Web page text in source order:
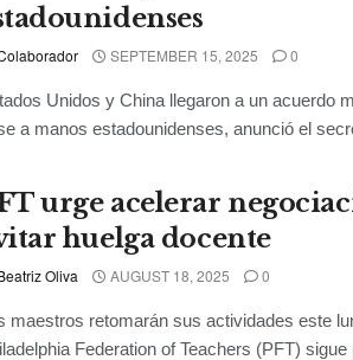
SEPTEMBER 15, 2025 0
Unidos y China llegaron a un acuerdo
a manos estadounidenses, anunció el
urge acelerar
huelga docente
Oliva AUGUST 18, 2025 0
maestros retomarán sus actividades este
Federation of Teachers (PFT)